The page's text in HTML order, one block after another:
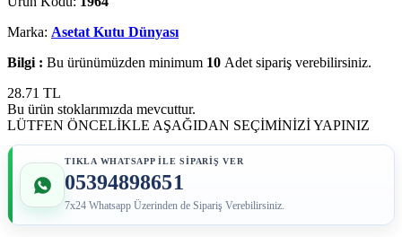
Marka: Asetat Kutu Dünyası
Bilgi : Bu ürünümüzden minimum 10 Adet sipariş verebilirsiniz.
28.71 TL
Bu ürün stoklarımızda mevcuttur.
LÜTFEN ÖNCELİKLE AŞAĞIDAN SEÇİMİNİZİ YAPINIZ
TIKLA WHATSAPP İLE SİPARİŞ VER
05394898651
7x24 Whatsapp Üzerinden de Sipariş Verebilirsiniz.